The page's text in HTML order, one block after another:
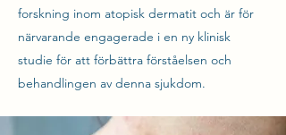
forskning inom atopisk dermatit och är för
närvarande engagerade i en ny klinisk
studie för att förbättra förståelsen och
behandlingen av denna sjukdom.